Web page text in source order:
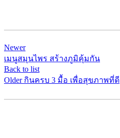
Newer
เมนูสมุนไพร สร้างภูมิคุ้มกัน
Back to list
Older กินครบ 3 มื้อ เพื่อสุขภาพที่ดี